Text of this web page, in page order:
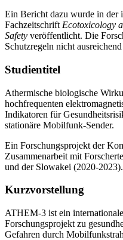
Ein Bericht dazu wurde in der
Fachzeitschrift Ecotoxicology
Safety veröffentlicht. Die
Schutzregeln nicht
Studientitel
Athermische biologische
hochfrequenten
Indikatoren für
stationäre Mobilfunk-Sender.
Ein Forschungsprojekt der
Zusammenarbeit mit
und der Slowakei (2020-2023).
Kurzvorstellung
ATHEM-3 ist ein
Forschungsprojekt zu
Gefahren durch